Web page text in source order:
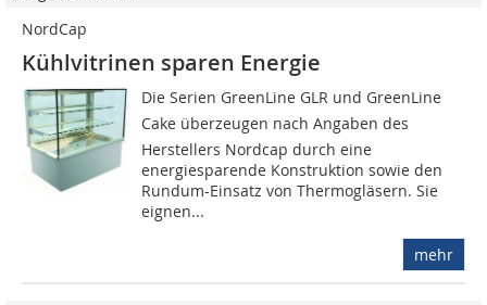
NordCap
Kühlvitrinen sparen Energie
Die Serien GreenLine GLR und GreenLine
Cake überzeugen nach Angaben des
Herstellers Nordcap durch eine
energiesparende Konstruktion sowie den
Rundum-Einsatz von Thermogläsern. Sie
eignen...
mehr